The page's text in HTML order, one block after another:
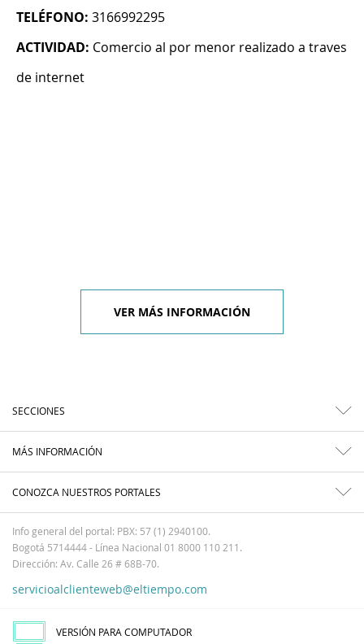
TELÉFONO: 3166992295
ACTIVIDAD: Comercio al por menor realizado a traves
de internet
VER MÁS INFORMACIÓN
SECCIONES
MÁS INFORMACIÓN
CONOZCA NUESTROS PORTALES
Info general del portal: PBX: 57 (1) 2940100.
Bogotá 5714444 - Línea Nacional 01 8000 110 211.
Dirección: Av. Calle 26 # 68B-70.
servicioalclienteweb@eltiempo.com
VERSIÓN PARA COMPUTADOR